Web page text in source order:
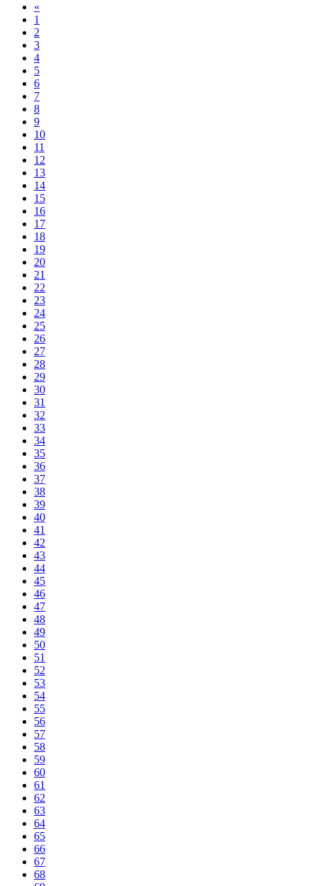
«
1
2
3
4
5
6
7
8
9
10
11
12
13
14
15
16
17
18
19
20
21
22
23
24
25
26
27
28
29
30
31
32
33
34
35
36
37
38
39
40
41
42
43
44
45
46
47
48
49
50
51
52
53
54
55
56
57
58
59
60
61
62
63
64
65
66
67
68